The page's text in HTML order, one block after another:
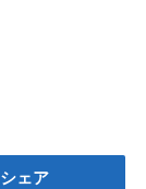
シェア